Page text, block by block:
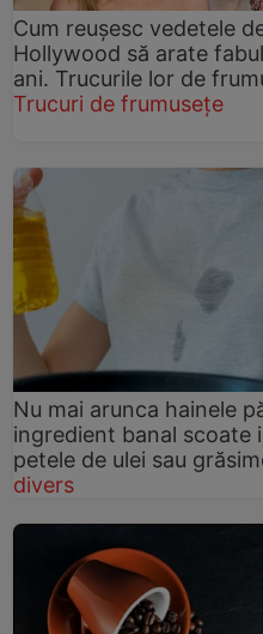
Cum reușesc vedetele
Hollywood să arate
ani. Trucurile lor de
Trucuri de frumusețe
Nu mai arunca hainele
ingredient banal scoate
petele de ulei sau
divers